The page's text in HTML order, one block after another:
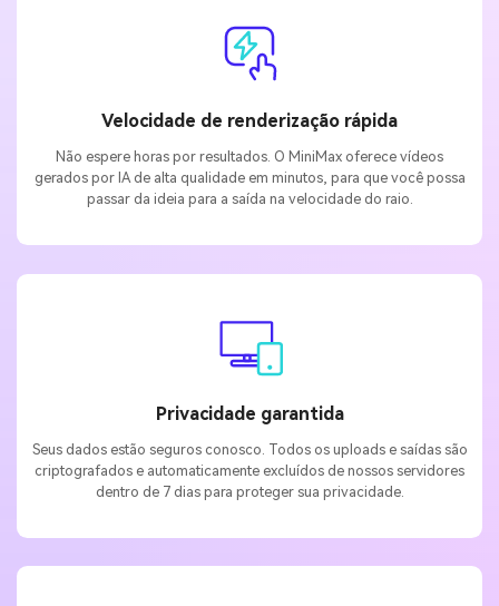
Velocidade de renderização rápida
Não espere horas por resultados. O MiniMax oferece vídeos
gerados por IA de alta qualidade em minutos, para que você possa
passar da ideia para a saída na velocidade do raio.
Privacidade garantida
Seus dados estão seguros conosco. Todos os uploads e saídas são
criptografados e automaticamente excluídos de nossos servidores
dentro de 7 dias para proteger sua privacidade.